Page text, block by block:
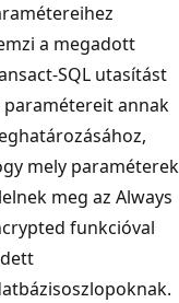
a megadott
SQL utasítást
paramétereit annak
mely paraméterek
meg az Always
funkcióval